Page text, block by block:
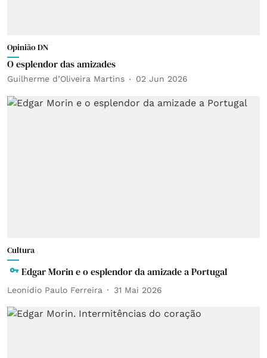
Opinião DN
O esplendor das amizades
Guilherme d’Oliveira Martins 02 Jun 2026
Cultura
Edgar Morin e o esplendor da amizade a Portugal
Leonídio Paulo Ferreira 31 Mai 2026